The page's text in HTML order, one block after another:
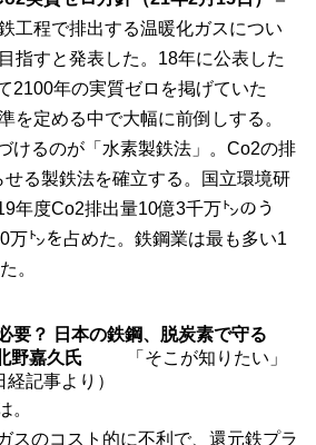
工程で排出する温暖化ガスについ
指すと発表した。 18年に公表した
2100年の実質ゼロを掲げていた
を定める中で大幅に前倒しする。
けるのが「水素製鉄法」。 Co2の排
せる製鉄法を確立する。国立環境研
年度Co2排出量10億3千万㌧のう
万㌧を占めた。鉄鋼業は最も多い1
。
要？ 日本の鉄鋼、脱炭素で守る
北野嘉久氏
「そこが知りたい」
経記事より）
。
スのコスト的に不利で、還元鉄プラ